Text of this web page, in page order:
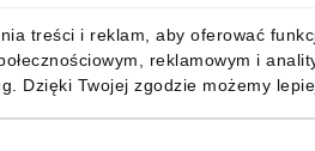
treści i reklam, aby oferować
reklamowym i
Dzięki Twojej zgodzie możemy
14 IMT37307
2,32 złbrutto